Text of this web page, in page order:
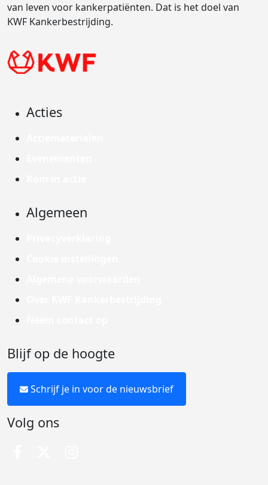
van leven voor kankerpatiënten. Dat is het doel van
KWF Kankerbestrijding.
Acties
Algemeen
Blijf op de hoogte
Schrijf je in voor de nieuwsbrief
Volg ons